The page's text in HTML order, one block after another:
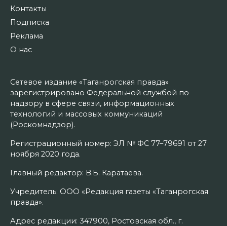
Контакты
Подписка
Реклама
О нас
Сетевое издание «Таганрогская правда»
зарегистрировано Федеральной службой по
надзору в сфере связи, информационных
технологий и массовых коммуникаций
(Роскомнадзор).
Регистрационный номер: ЭЛ № ФС 77–79691 от 27
ноября 2020 года.
Главный редактор: В.Б. Каратаева.
Учредитель: ООО «Редакция газеты «Таганрогская
правда».
Адрес редакции: 347900, Ростовская обл., г.